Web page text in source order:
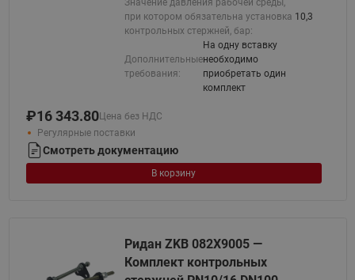
при котором обязательна установка
контрольных стержней, бар:
10,3
Дополнительные
требования:
На одну вставку
необходимо
приобретать один
комплект
₽16 343.80Цена без НДС
Регулярные поставки
Смотреть документацию
В корзину
Ридан ZKB 082X9005 —
Комплект контрольных